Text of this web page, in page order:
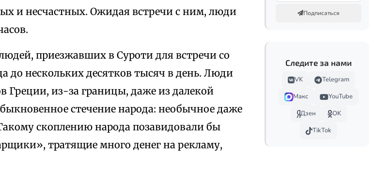
и несчастных. Ожидая встречи с ним, люди
приезжавших в Суроти для встречи со
до нескольких десятков тысяч в день. Люди
Греции, из-за границы, даже из далекой
стечение народа: необычное даже
скоплению народа позавидовали бы
тратящие много денег на рекламу,
Подписаться
Следите за нами
VK
Telegram
Макс
YouTube
Дзен
OK
TikTok